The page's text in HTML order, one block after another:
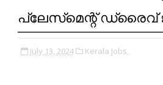
പ്ലേസ്‌മെന്റ്‌
July 13, 2024 Kerala Jobs,